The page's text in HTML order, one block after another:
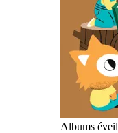
Albums éveil